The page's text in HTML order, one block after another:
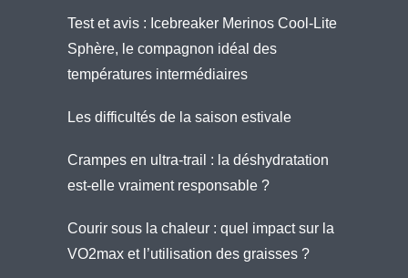
Test et avis : Icebreaker Merinos Cool-Lite
Sphère, le compagnon idéal des
températures intermédiaires
Les difficultés de la saison estivale
Crampes en ultra-trail : la déshydratation
est-elle vraiment responsable ?
Courir sous la chaleur : quel impact sur la
VO2max et l’utilisation des graisses ?